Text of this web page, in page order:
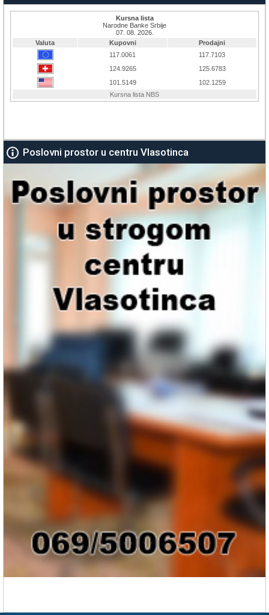
Poslovni prostor u centru Vlasotinca